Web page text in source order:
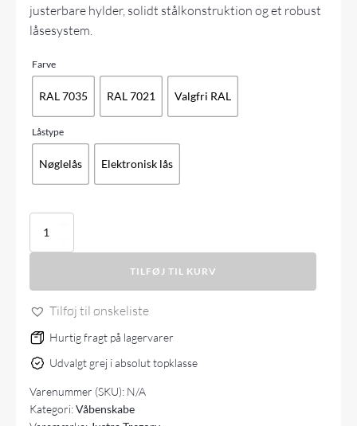
justerbare hylder, solidt stålkonstruktion og et robust
låsesystem.
Farve
RAL 7035 RAL 7021 Valgfri RAL
Låstype
Nøglelås Elektronisk lås
Våbenskab
2
antal
TILFØJ TIL KURV
Tilføj til ønskeliste
Hurtig fragt på lagervarer
Udvalgt grej i absolut topklasse
Varenummer (SKU): N/A
Kategori:Våbenskabe